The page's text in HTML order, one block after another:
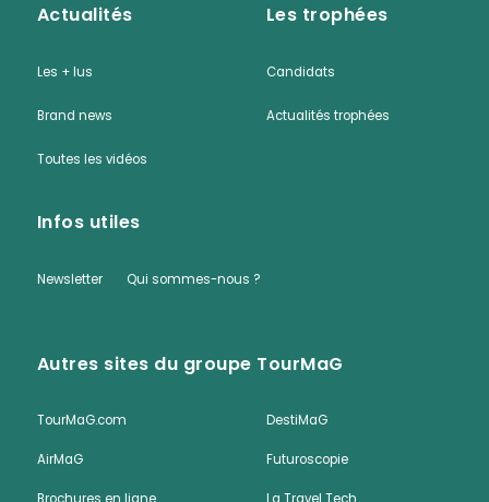
Actualités Les trophées
Infos utiles
Les + lus
Brand news
Toutes les vidéos
Candidats
Actualités trophées
Newsletter Qui sommes-nous ?
Autres sites du groupe TourMaG
TourMaG.com
AirMaG
Brochures en ligne
DestiMaG
Futuroscopie
La Travel Tech